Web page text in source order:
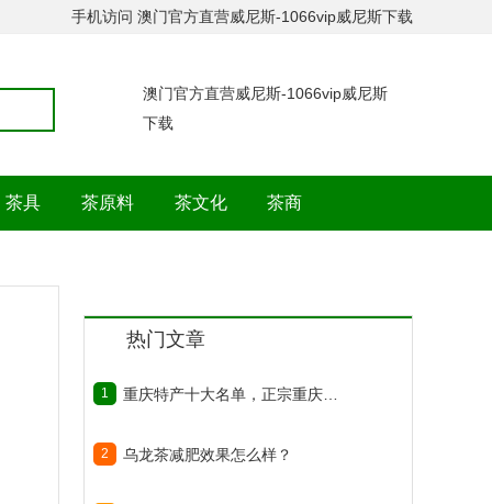
手机访问 澳门官方直营威尼斯-1066vip威尼斯下载
澳门官方直营威尼斯-1066vip威尼斯
下载
茶具 茶原料 茶文化 茶商
热门文章
1
2 乌龙茶减肥效果怎么样？